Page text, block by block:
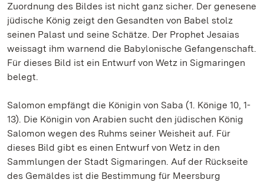
Zuordnung des Bildes ist nicht ganz sicher. Der genesene
jüdische König zeigt den Gesandten von Babel stolz
seinen Palast und seine Schätze. Der Prophet Jesaias
weissagt ihm warnend die Babylonische Gefangenschaft.
Für dieses Bild ist ein Entwurf von Wetz in Sigmaringen
belegt.
Salomon empfängt die Königin von Saba (1. Könige 10, 1-
13). Die Königin von Arabien sucht den jüdischen König
Salomon wegen des Ruhms seiner Weisheit auf. Für
dieses Bild gibt es einen Entwurf von Wetz in den
Sammlungen der Stadt Sigmaringen. Auf der Rückseite
des Gemäldes ist die Bestimmung für Meersburg